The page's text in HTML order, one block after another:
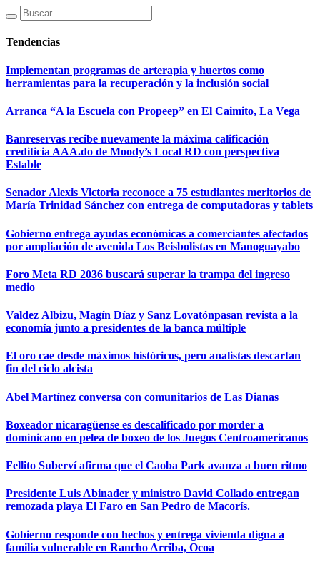
Tendencias
Implementan programas de arterapia y huertos como
herramientas para la recuperación y la inclusión social
Arranca “A la Escuela con Propeep” en El Caimito, La Vega
Banreservas recibe nuevamente la máxima calificación
crediticia AAA.do de Moody’s Local RD con perspectiva
Estable
Senador Alexis Victoria reconoce a 75 estudiantes meritorios de
María Trinidad Sánchez con entrega de computadoras y tablets
Gobierno entrega ayudas económicas a comerciantes afectados
por ampliación de avenida Los Beisbolistas en Manoguayabo
Foro Meta RD 2036 buscará superar la trampa del ingreso
medio
Valdez Albizu, Magín Díaz y Sanz Lovatónpasan revista a la
economía junto a presidentes de la banca múltiple
El oro cae desde máximos históricos, pero analistas descartan
fin del ciclo alcista
Abel Martínez conversa con comunitarios de Las Dianas
Boxeador nicaragüense es descalificado por morder a
dominicano en pelea de boxeo de los Juegos Centroamericanos
Fellito Suberví afirma que el Caoba Park avanza a buen ritmo
Presidente Luis Abinader y ministro David Collado entregan
remozada playa El Faro en San Pedro de Macorís.
Gobierno responde con hechos y entrega vivienda digna a
familia vulnerable en Rancho Arriba, Ocoa